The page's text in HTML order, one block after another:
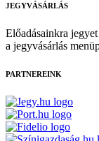
JEGYVÁSÁRLÁS
Előadásainkra jegyet
a jegyvásárlás
PARTNEREINK